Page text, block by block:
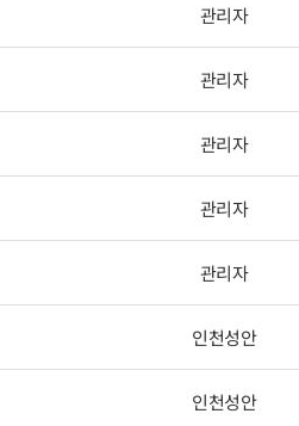
관리자
관리자
관리자
관리자
관리자
인천성안
인천성안